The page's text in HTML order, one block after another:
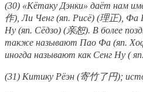
(30) «Кётаку Дэнки» даёт нам
作), Ли Ченг (яп. Рисё) (理正), Фа
Ну (яп. Сёдзо) (亲恕). В более
также называют Пао Фа (яп.
иногда называют как Сенг Ну (
(31) Китику Рёэн (寄竹了円);